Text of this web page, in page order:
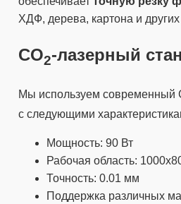
ХДФ, дерева, картона и
CO2-лазерный
Мы используем современный
с следующими
Мощность: 90 Вт
Рабочая область:
Точность: 0.01 мм
Поддержка различных